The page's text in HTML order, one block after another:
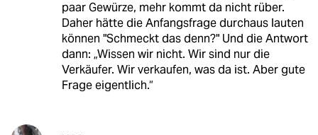
paar Gewürze, mehr kommt da nicht rüber.
Daher hätte die Anfangsfrage durchaus lauten
können "Schmeckt das denn?" Und die Antwort
dann: „Wissen wir nicht. Wir sind nur die
Verkäufer. Wir verkaufen, was da ist. Aber gute
Frage eigentlich.“